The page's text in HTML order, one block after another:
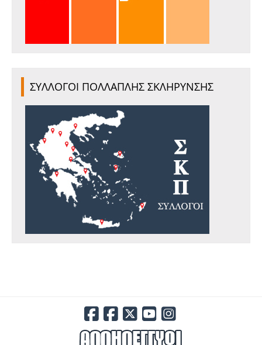
ΣΥΛΛΟΓΟΙ ΠΟΛΛΑΠΛΗΣ ΣΚΛΗΡΥΝΣΗΣ